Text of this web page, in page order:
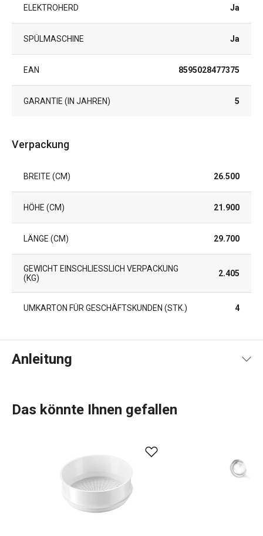
ELEKTROHERD Ja
SPÜLMASCHINE Ja
EAN 8595028477375
GARANTIE (IN JAHREN) 5
Verpackung
BREITE (CM) 26.500
HÖHE (CM) 21.900
LÄNGE (CM) 29.700
GEWICHT EINSCHLIESSLICH VERPACKUNG (
KG)
2.405
UMKARTON FÜR GESCHÄFTSKUNDEN (STK.) 4
Anleitung
Das könnte Ihnen gefallen